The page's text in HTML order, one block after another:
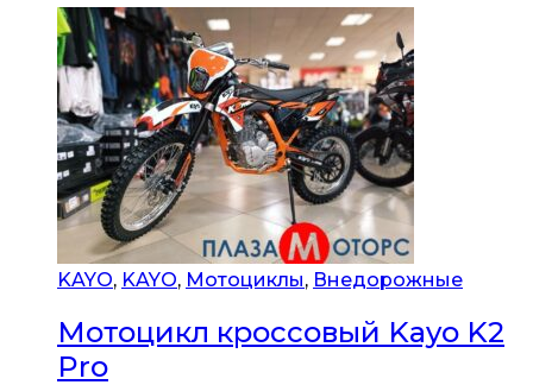
KAYO, KAYO, Мотоциклы, Внедорожные
Мотоцикл кроссовый Kayo K2
Pro